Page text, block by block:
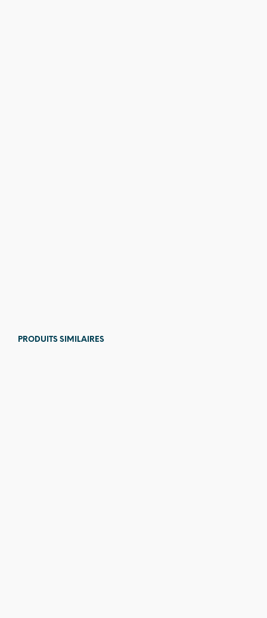
PRODUITS SIMILAIRES